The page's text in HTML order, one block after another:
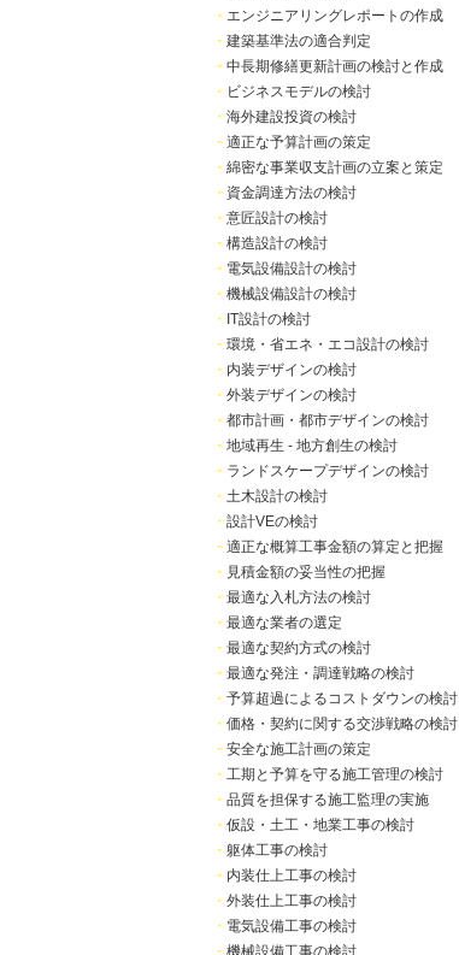
・ エンジニアリングレポートの作成
・ 建築基準法の適合判定
・ 中長期修繕更新計画の検討と作成
・ ビジネスモデルの検討
・ 海外建設投資の検討
・ 適正な予算計画の策定
・ 綿密な事業収支計画の立案と策定
・ 資金調達方法の検討
・ 意匠設計の検討
・ 構造設計の検討
・ 電気設備設計の検討
・ 機械設備設計の検討
・ IT設計の検討
・ 環境・省エネ・エコ設計の検討
・ 内装デザインの検討
・ 外装デザインの検討
・ 都市計画・都市デザインの検討
・ 地域再生 - 地方創生の検討
・ ランドスケープデザインの検討
・ 土木設計の検討
・ 設計VEの検討
・ 適正な概算工事金額の算定と把握
・ 見積金額の妥当性の把握
・ 最適な入札方法の検討
・ 最適な業者の選定
・ 最適な契約方式の検討
・ 最適な発注・調達戦略の検討
・ 予算超過によるコストダウンの検討
・ 価格・契約に関する交渉戦略の検討
・ 安全な施工計画の策定
・ 工期と予算を守る施工管理の検討
・ 品質を担保する施工監理の実施
・ 仮設・土工・地業工事の検討
・ 躯体工事の検討
・ 内装仕上工事の検討
・ 外装仕上工事の検討
・ 電気設備工事の検討
・ 機械設備工事の検討